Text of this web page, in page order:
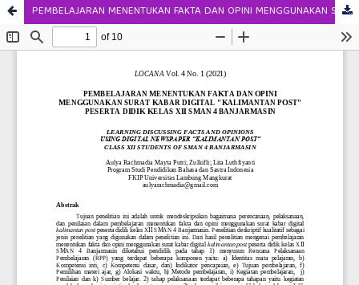
PEMBELAJARAN MENENTUKAN FAKTA DAN OPINI MENGGUNAKAN SURAT KABAR DIGITAL "KALIMANTAN POST" PESERTA DIDIK KELAS XII SMAN 4 BANJARMASIN